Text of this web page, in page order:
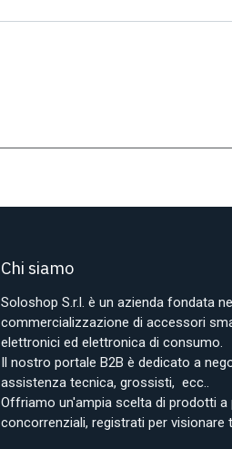
Chi siamo
Soloshop S.r.l. è un azienda fondata
commercializzazione di accessori
elettronici ed elettronica di consumo.
Il nostro portale B2B è dedicato a
assistenza tecnica, grossisti, ecc..
Offriamo un'ampia scelta di prodotti a
concorrenziali, registrati per